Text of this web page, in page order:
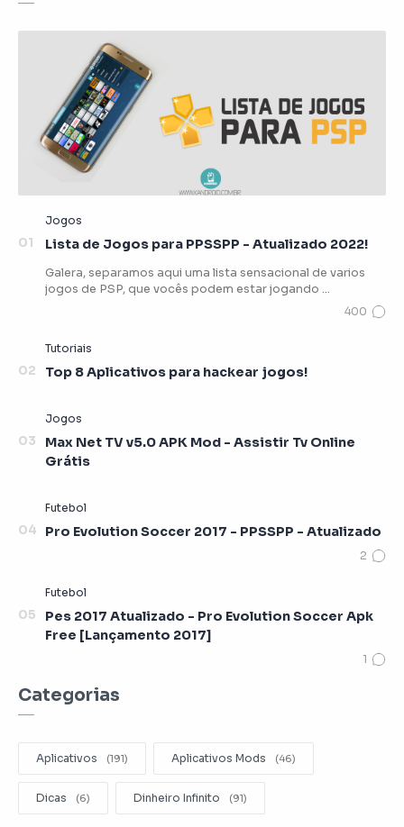
Lista de Jogos para PPSSPP - Atualizado 2022!
Galera, separamos aqui uma lista sensacional de varios
jogos de PSP, que vocês podem estar jogando …
Top 8 Aplicativos para hackear jogos!
Max Net TV v5.0 APK Mod - Assistir Tv Online
Grátis
Pro Evolution Soccer 2017 - PPSSPP - Atualizado
Pes 2017 Atualizado - Pro Evolution Soccer Apk
Free [Lançamento 2017]
Categorias
Aplicativos Aplicativos Mods
Dicas Dinheiro Infinito